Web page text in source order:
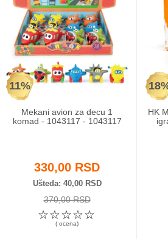
11%
Mekani avion za decu 1
komad - 1043117 - 1043117
330,00 RSD
Ušteda 40,00 RSD
370,00 RSD
☆
☆
☆
☆
☆
( ocena)
HK